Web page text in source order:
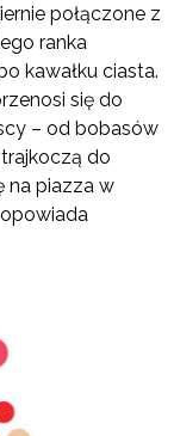
połączone z
ranka
kawałku ciasta.
się do
– od bobasów
do
na piazza w